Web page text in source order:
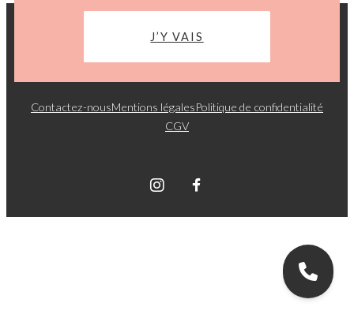
J’Y VAIS
Contactez-nousMentions légalesPolitique de confidentialité
CGV